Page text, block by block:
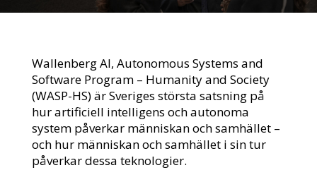
Wallenberg AI, Autonomous Systems and
Software Program – Humanity and Society
(WASP-HS) är Sveriges största satsning på
hur artificiell intelligens och autonoma
system påverkar människan och samhället –
och hur människan och samhället i sin tur
påverkar dessa teknologier.